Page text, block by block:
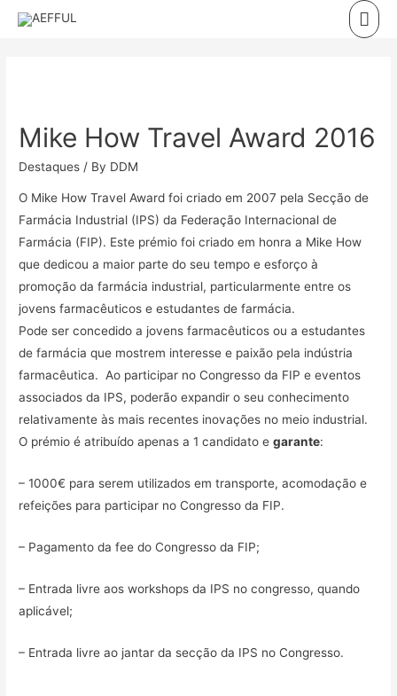
Skip
Mike How Travel Award 2016
Destaques / By DDM
O Mike How Travel Award foi criado em 2007 pela Secção de
Farmácia Industrial (IPS) da Federação Internacional de
Farmácia (FIP). Este prémio foi criado em honra a Mike How
que dedicou a maior parte do seu tempo e esforço à
promoção da farmácia industrial, particularmente entre os
jovens farmacêuticos e estudantes de farmácia.
Pode ser concedido a jovens farmacêuticos ou a estudantes
de farmácia que mostrem interesse e paixão pela indústria
farmacêutica. Ao participar no Congresso da FIP e eventos
associados da IPS, poderão expandir o seu conhecimento
relativamente às mais recentes inovações no meio industrial.
O prémio é atribuído apenas a 1 candidato egarante:
– 1000€ para serem utilizados em transporte, acomodação e
refeições para participar no Congresso da FIP.
– Pagamento da fee do Congresso da FIP;
– Entrada livre aos workshops da IPS no congresso, quando
aplicável;
– Entrada livre ao jantar da secção da IPS no Congresso.